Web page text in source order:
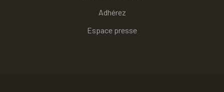
Adhérez
Espace presse